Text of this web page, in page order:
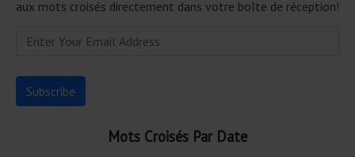
aux mots croisés directement dans votre boîte de réception!
Mots Croisés Par Date